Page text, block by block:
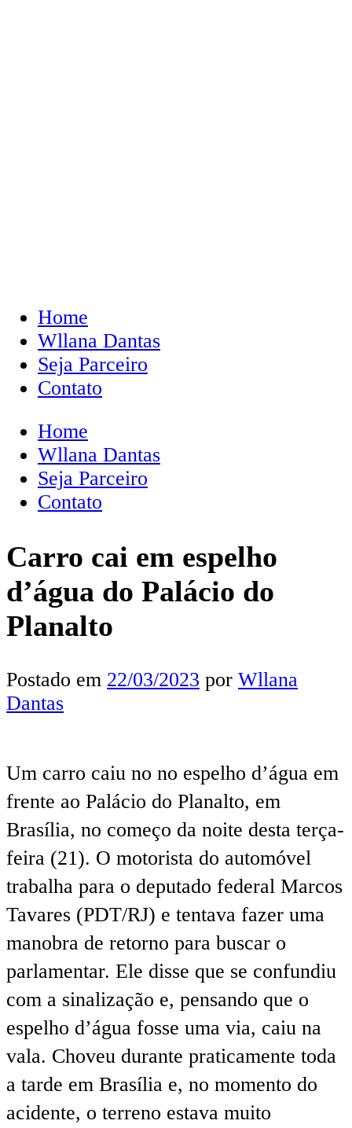
Home
Wllana Dantas
Seja Parceiro
Contato
Home
Wllana Dantas
Seja Parceiro
Contato
Carro cai em espelho
d’água do Palácio do
Planalto
Postado em 22/03/2023 por Wllana
Dantas
Um carro caiu no no espelho d’água em
frente ao Palácio do Planalto, em
Brasília, no começo da noite desta terça-
feira (21). O motorista do automóvel
trabalha para o deputado federal Marcos
Tavares (PDT/RJ) e tentava fazer uma
manobra de retorno para buscar o
parlamentar. Ele disse que se confundiu
com a sinalização e, pensando que o
espelho d’água fosse uma via, caiu na
vala. Choveu durante praticamente toda
a tarde em Brasília e, no momento do
acidente, o terreno estava muito